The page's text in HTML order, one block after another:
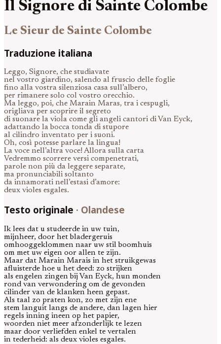
Il Signore di Sainte Colombe
Le Sieur de Sainte Colombe
Traduzione italiana
Leggo, Signore, che studiavate
nel vostro giardino, salendo al fruscio delle foglie
fino alla vostra silenziosa casa sull’albero,
per rimanere solo col vostro orecchio.
Ma leggo, poi, che Marain Maras, tra i cespugli,
origliava per scoprire il segreto
di suonare la viola come gli angeli cantori di Van Eyck,
adattando la bocca tonda di stupore
al cilindro inventato per i suoni.
Oh, così potesse parlare la lingua!
La voce nell’altra voce! Allora sulla carta
Vedremmo scorrere versi compenetrati,
parole non più da leggere separate,
ma pronunciabili soltanto
da innamorati nell’estasi d’amore:
deux violes esgales.
Testo originale · Olandese
Ik lees dat u studeerde in uw tuin,
mijnheer, door het bladergeruis
omhooggeklommen naar uw stil boomhuis
om met uw eigen oor allen te zijn.
Maar dat Marain Marais in het struikgewas
afluisterde hoe u het deed: zo strijken
als engelen zingen bij Van Eyck, hun monden
rond van verwondering om de gevonden
cilinder van de klanken heen gepast.
Als taal zo praten kon, zo met zijn ene
stem languit langs de andere, dan lagen hier
regels inning ineen op het papier,
woorden niet meer afzonderlijk te lezen
maar door verliefden enkel te vertalen
in tederheid: als deux violes esgales.